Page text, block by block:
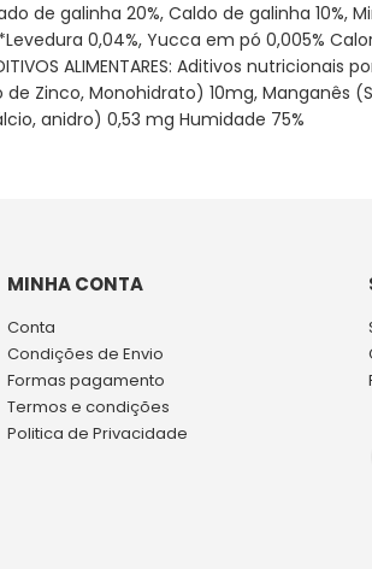
de galinha 20%, Caldo de galinha 10%,
0,04%, Yucca em pó 0,005%
ALIMENTARES: Aditivos
Zinco, Monohidrato) 10mg,
anidro) 0,53 mg Humidade 75%
MINHA CONTA
Conta
Condições de Envio
Formas pagamento
Termos e condições
Politica de Privacidade